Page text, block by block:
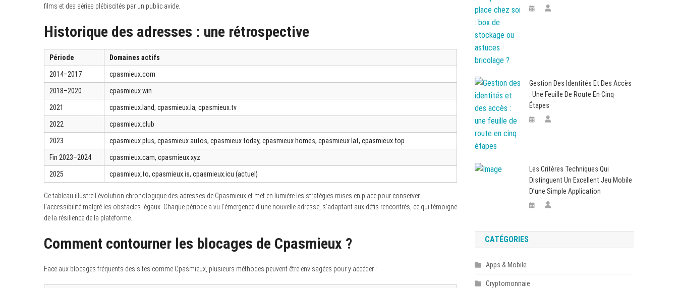
films et des séries plébiscités par un public avide.
Historique des adresses : une rétrospective
Période Domaines actifs
2014–2017 cpasmieux.com
2018–2020 cpasmieux.win
2021 cpasmieux.land, cpasmieux.la, cpasmieux.tv
2022 cpasmieux.club
2023 cpasmieux.plus, cpasmieux.autos, cpasmieux.today, cpasmieux.homes, cpasmieux.lat, cpasmieux.top
Fin 2023–2024 cpasmieux.cam, cpasmieux.xyz
2025 cpasmieux.to, cpasmieux.is, cpasmieux.icu (actuel)
Ce tableau illustre l’évolution chronologique des adresses de Cpasmieux et met en lumière les stratégies mises en place pour conserver
l’accessibilité malgré les obstacles légaux. Chaque période a vu l’émergence d’une nouvelle adresse, s’adaptant aux défis rencontrés, ce qui témoigne
de la résilience de la plateforme.
Comment contourner les blocages de Cpasmieux ?
Face aux blocages fréquents des sites comme Cpasmieux, plusieurs méthodes peuvent être envisagées pour y accéder :
Gestion Des Identités Et Des Accès
: Une Feuille De Route En Cinq
Étapes
Les Critères Techniques Qui
Distinguent Un Excellent Jeu Mobile
D’une Simple Application
CATÉGORIES
Apps & Mobile
Cryptomonnaie